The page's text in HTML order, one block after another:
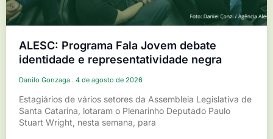
ALESC: Programa Fala Jovem debate
identidade e representatividade negra
Danilo Gonzaga 4 de agosto de 2026
Estagiários de vários setores da Assembleia Legislativa de
Santa Catarina, lotaram o Plenarinho Deputado Paulo
Stuart Wright, nesta semana, para